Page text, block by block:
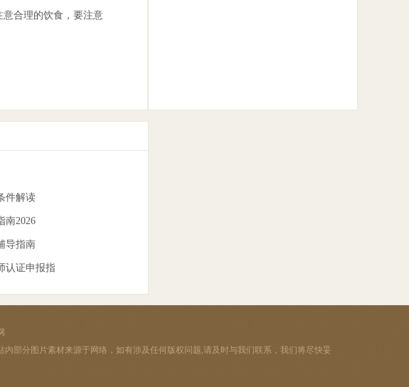
合理的饮食，要注意
件解读
南2026
导指南
认证申报指
内部分图片素材来源于网络，如有涉及任何版权问题,请及时与我们联系，我们将尽快妥